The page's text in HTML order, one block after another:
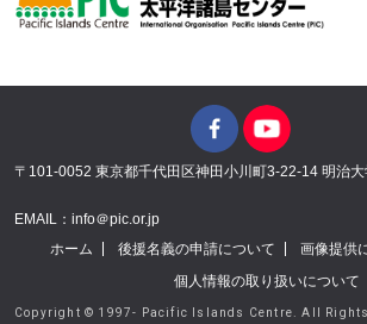
〒101-0052 東京都千代田区神田小川町3-22-14 明治
EMAIL：info＠pic.or.jp
ホーム
後援名義の申請について 画像提供
個人情報の取り扱いについて
Copyright © 1997- Pacific Islands Centre. All Rights